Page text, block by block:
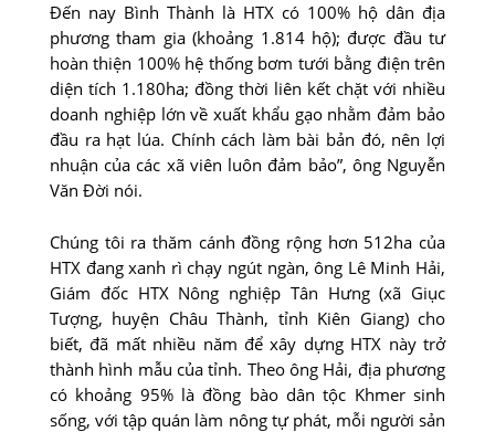
Đến nay Bình Thành là HTX có 100% hộ dân địa
phương tham gia (khoảng 1.814 hộ); được đầu tư
hoàn thiện 100% hệ thống bơm tưới bằng điện trên
diện tích 1.180ha; đồng thời liên kết chặt với nhiều
doanh nghiệp lớn về xuất khẩu gạo nhằm đảm bảo
đầu ra hạt lúa. Chính cách làm bài bản đó, nên lợi
nhuận của các xã viên luôn đảm bảo”, ông Nguyễn
Văn Đời nói.
Chúng tôi ra thăm cánh đồng rộng hơn 512ha của
HTX đang xanh rì chạy ngút ngàn, ông Lê Minh Hải,
Giám đốc HTX Nông nghiệp Tân Hưng (xã Giục
Tượng, huyện Châu Thành, tỉnh Kiên Giang) cho
biết, đã mất nhiều năm để xây dựng HTX này trở
thành hình mẫu của tỉnh. Theo ông Hải, địa phương
có khoảng 95% là đồng bào dân tộc Khmer sinh
sống, với tập quán làm nông tự phát, mỗi người sản